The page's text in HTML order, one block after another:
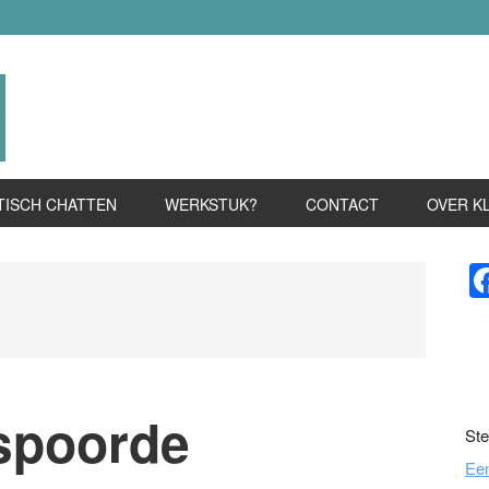
CHATTEN WERKSTUK? CONTACT OVER